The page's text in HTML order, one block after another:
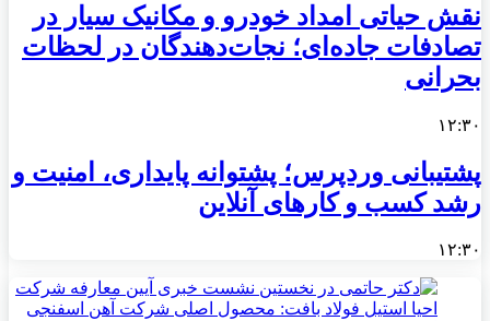
نقش حیاتی امداد خودرو و مکانیک سیار در
تصادفات جاده‌ای؛ نجات‌دهندگان در لحظات
بحرانی
۱۲:۳۰
پشتیبانی وردپرس؛ پشتوانه پایداری، امنیت و
رشد کسب‌ و کارهای آنلاین
۱۲:۳۰